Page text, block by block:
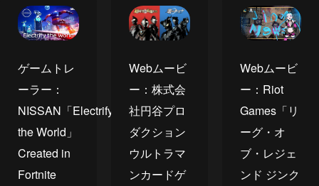
ゲームトレ
ーラー：
NISSAN「Electrify
the World」
Created in
Fortnite
Webムービ
ー：株式会
社円谷プロ
ダクション
ウルトラマ
ンカードゲ
Webムービ
ー：Riot
Games「リ
ーグ・オ
ブ・レジェ
ンド ジンク